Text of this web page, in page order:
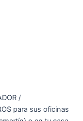
/
para sus oficinas